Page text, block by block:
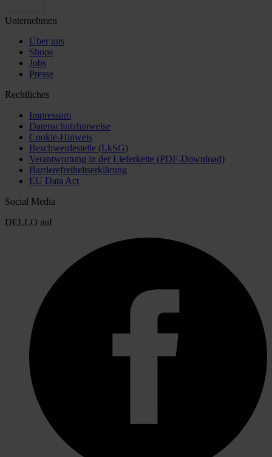
Unternehmen
Über uns
Shops
Jobs
Presse
Rechtliches
Impressum
Datenschutzhinweise
Cookie-Hinweis
Beschwerdestelle (LkSG)
Verantwortung in der Lieferkette (PDF-Download)
Barrierefreiheitserklärung
EU Data Act
Social Media
DELLO auf